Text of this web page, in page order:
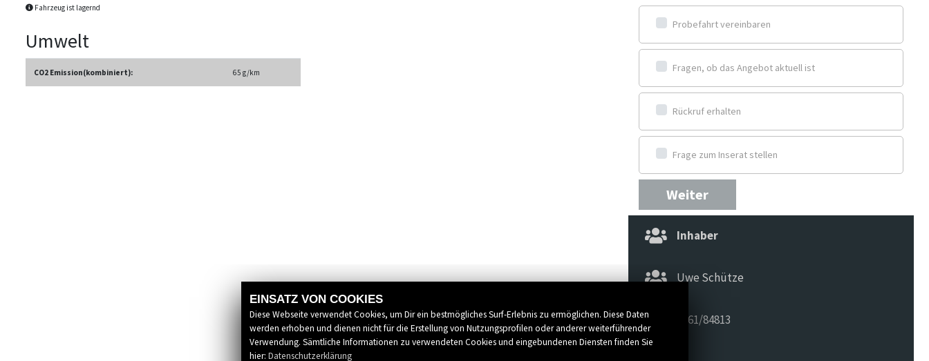
Fahrzeug ist lagernd
Umwelt
CO2 Emission(kombiniert): 65 g/km
Probefahrt vereinbaren
Fragen, ob das Angebot aktuell ist
Rückruf erhalten
Frage zum Inserat stellen
Weiter
Inhaber
Uwe Schütze
0561/84813
EINSATZ VON COOKIES
Diese Webseite verwendet Cookies, um Dir ein bestmögliches Surf-Erlebnis zu ermöglichen. Diese Daten
werden erhoben und dienen nicht für die Erstellung von Nutzungsprofilen oder anderer weiterführender
Verwendung. Sämtliche Informationen zu verwendeten Cookies und eingebundenen Diensten finden Sie
hier: Datenschutzerklärung